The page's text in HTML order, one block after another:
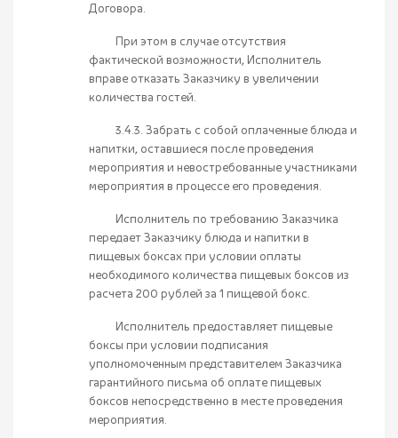
Договора.
При этом в случае отсутствия
фактической возможности, Исполнитель
вправе отказать Заказчику в увеличении
количества гостей.
3.4.3. Забрать с собой оплаченные блюда и
напитки, оставшиеся после проведения
мероприятия и невостребованные участниками
мероприятия в процессе его проведения.
Исполнитель по требованию Заказчика
передает Заказчику блюда и напитки в
пищевых боксах при условии оплаты
необходимого количества пищевых боксов из
расчета 200 рублей за 1 пищевой бокс.
Исполнитель предоставляет пищевые
боксы при условии подписания
уполномоченным представителем Заказчика
гарантийного письма об оплате пищевых
боксов непосредственно в месте проведения
мероприятия.